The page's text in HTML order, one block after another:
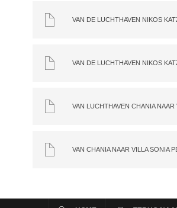
VAN CHANIA NAAR VILLA SONIA